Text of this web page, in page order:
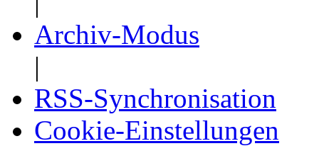
Archiv-Modus
|
RSS-Synchronisation
Cookie-Einstellungen